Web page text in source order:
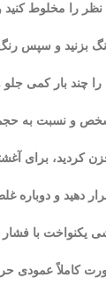
نظر را مخلوط
و سپس رنگ
چند بار کمی
و نسبت به حجم
کردید، برای
دهید و دوباره
یکنواخت با
کاملاً